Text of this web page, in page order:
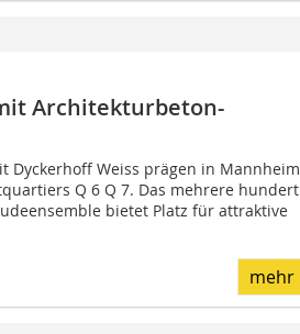
Architekturbeton-
Dyckerhoff Weiss prägen in Mannheim
Q 6 Q 7. Das mehrere hundert
bietet Platz für attraktive
mehr